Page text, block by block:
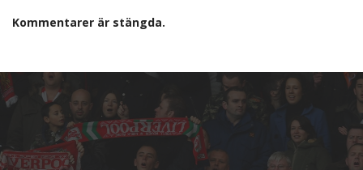
Kommentarer är stängda.